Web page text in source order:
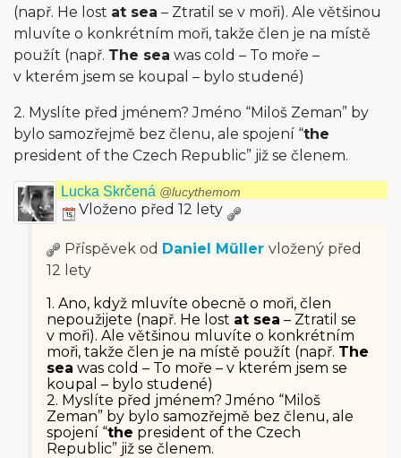
(např. He lost at sea – Ztratil se v moři). Ale většinou
mluvíte o konkrétním moři, takže člen je na místě
použít (např. The sea was cold – To moře –
v kterém jsem se koupal – bylo studené)
2. Myslíte před jménem? Jméno “Miloš Zeman” by
bylo samozřejmě bez členu, ale spojení “the
president of the Czech Republic” již se členem.
Lucka Skrčená @lucythemom
Vloženo před 12 lety
Příspěvek od Daniel Müller vložený před
12 lety
1. Ano, když mluvíte obecně o moři, člen
nepoužijete (např. He lost at sea – Ztratil se
v moři). Ale většinou mluvíte o konkrétním
moři, takže člen je na místě použít (např. The
sea was cold – To moře – v kterém jsem se
koupal – bylo studené)
2. Myslíte před jménem? Jméno “Miloš
Zeman” by bylo samozřejmě bez členu, ale
spojení “the president of the Czech
Republic” již se členem.